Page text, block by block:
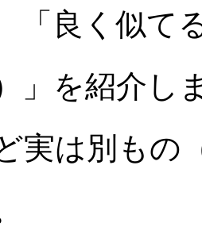
「良く似て
」を紹介し
実は別もの